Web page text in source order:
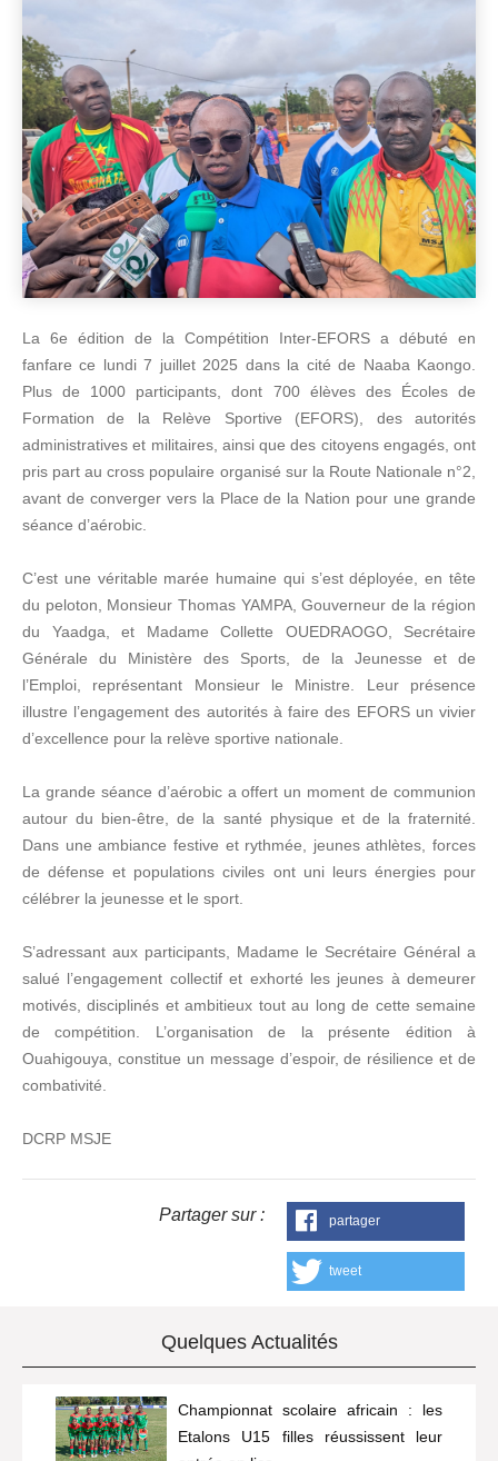
La 6e édition de la Compétition Inter-EFORS a débuté en
fanfare ce lundi 7 juillet 2025 dans la cité de Naaba Kaongo.
Plus de 1000 participants, dont 700 élèves des Écoles de
Formation de la Relève Sportive (EFORS), des autorités
administratives et militaires, ainsi que des citoyens engagés, ont
pris part au cross populaire organisé sur la Route Nationale n°2,
avant de converger vers la Place de la Nation pour une grande
séance d’aérobic.
C’est une véritable marée humaine qui s’est déployée, en tête
du peloton, Monsieur Thomas YAMPA, Gouverneur de la région
du Yaadga, et Madame Collette OUEDRAOGO, Secrétaire
Générale du Ministère des Sports, de la Jeunesse et de
l’Emploi, représentant Monsieur le Ministre. Leur présence
illustre l’engagement des autorités à faire des EFORS un vivier
d’excellence pour la relève sportive nationale.
La grande séance d’aérobic a offert un moment de communion
autour du bien-être, de la santé physique et de la fraternité.
Dans une ambiance festive et rythmée, jeunes athlètes, forces
de défense et populations civiles ont uni leurs énergies pour
célébrer la jeunesse et le sport.
S’adressant aux participants, Madame le Secrétaire Général a
salué l’engagement collectif et exhorté les jeunes à demeurer
motivés, disciplinés et ambitieux tout au long de cette semaine
de compétition. L’organisation de la présente édition à
Ouahigouya, constitue un message d’espoir, de résilience et de
combativité.
DCRP MSJE
Partager sur : partager
tweet
Quelques Actualités
Championnat scolaire africain : les
Etalons U15 filles réussissent leur